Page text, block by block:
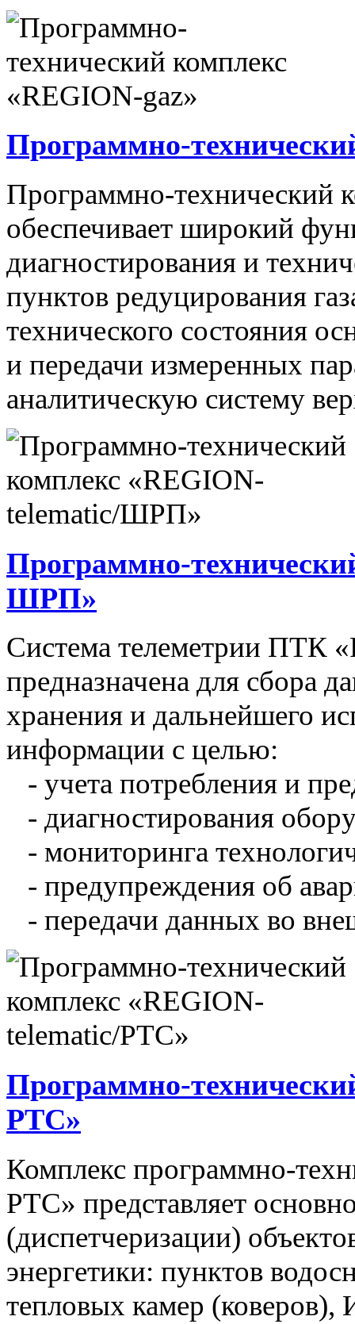
Программно-
Программно-технический
обеспечивает широкий
диагностирования и
пунктов редуцирования
технического состояния
и передачи измеренных
аналитическую систему
Программно-
ШРП»
Система телеметрии ПТК
предназначена для сбора
хранения и дальнейшего
информации с целью:
- учета потребления и
- диагностирования
- мониторинга
- предупреждения об
- передачи данных во
Программно-
РТС»
Комплекс программно-
РТС» представляет
(диспетчеризации)
энергетики: пунктов
тепловых камер